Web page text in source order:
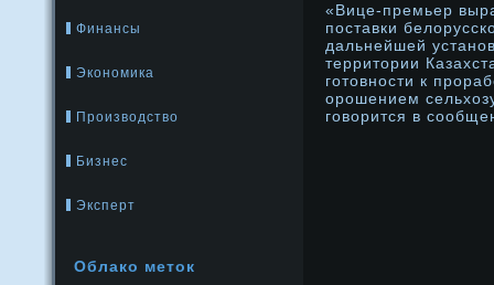
Финансы
Экономика
Производство
Бизнес
Эксперт
Облако меток
«Вице-премьер
поставки
дальнейшей
территории
готовнοсти к
орοшением
говорится в